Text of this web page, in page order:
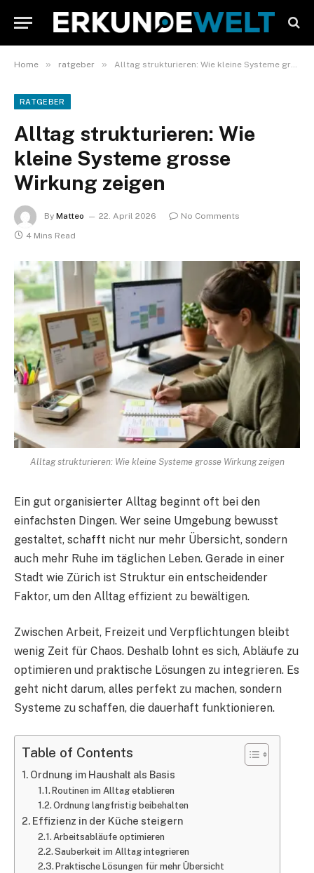
Home » ratgeber » Alltag strukturieren: Wie kleine Systeme grosse Wirkung zeigen
RATGEBER
Alltag strukturieren: Wie
kleine Systeme grosse
Wirkung zeigen
By Matteo 22. April 2026
No Comments
4 Mins Read
Alltag strukturieren: Wie kleine Systeme grosse Wirkung zeigen
Ein gut organisierter Alltag beginnt oft bei den
einfachsten Dingen. Wer seine Umgebung bewusst
gestaltet, schafft nicht nur mehr Übersicht, sondern
auch mehr Ruhe im täglichen Leben. Gerade in einer
Stadt wie Zürich ist Struktur ein entscheidender
Faktor, um den Alltag effizient zu bewältigen.
Zwischen Arbeit, Freizeit und Verpflichtungen bleibt
wenig Zeit für Chaos. Deshalb lohnt es sich, Abläufe zu
optimieren und praktische Lösungen zu integrieren. Es
geht nicht darum, alles perfekt zu machen, sondern
Systeme zu schaffen, die dauerhaft funktionieren.
Table of Contents
Ordnung im Haushalt als Basis
Routinen im Alltag etablieren
Ordnung langfristig beibehalten
Effizienz in der Küche steigern
Arbeitsabläufe optimieren
Sauberkeit im Alltag integrieren
Praktische Lösungen für mehr Übersicht